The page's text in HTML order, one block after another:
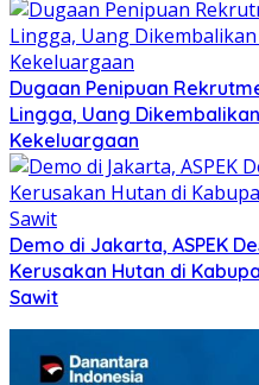
Dugaan Penipuan
Lingga, Uang
Kekeluargaan
Demo di Jakarta, ASPEK
Kerusakan Hutan di
Sawit